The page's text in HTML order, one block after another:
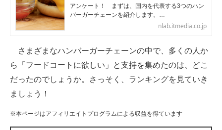
経営リーダーのコミュニティ
ITエンジニア向け専門サイト
企業向けIT製品の総合サイト
製造業のIT導入・活用を支援
アンケート！ まずは、国内を代表する3つのハン
バーガーチェーンを紹介します。…
nlab.itmedia.co.jp
さまざまなハンバーガーチェーンの中で、多くの人か
ら「フードコートに欲しい」と支持を集めたのは、どこ
だったのでしょうか。さっそく、ランキングを見ていき
ましょう！
※本ページはアフィリエイトプログラムによる収益を得ています